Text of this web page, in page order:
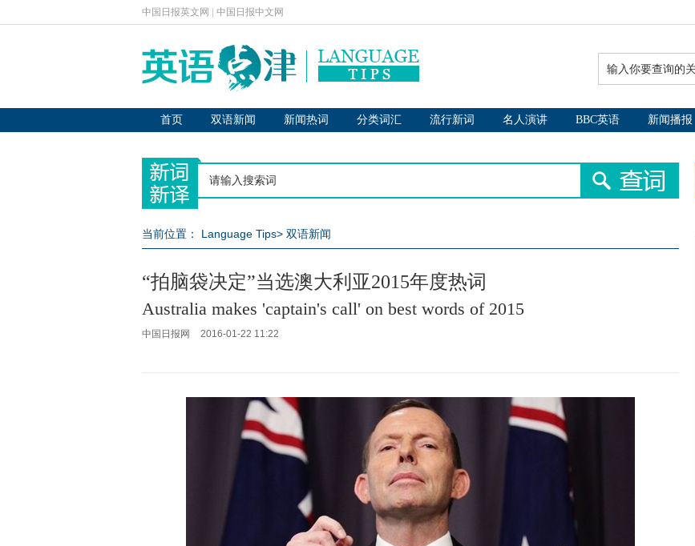
中国日报英文网 中国日报中文网
首页 双语新闻 新闻热词 分类词汇 流行新词 名人演讲 BBC英语 新闻播报
当前位置： Language Tips> 双语新闻
“拍脑袋决定”当选澳大利亚2015年度热词
Australia makes 'captain's call' on best words of 2015
中国日报网 2016-01-22 11:22